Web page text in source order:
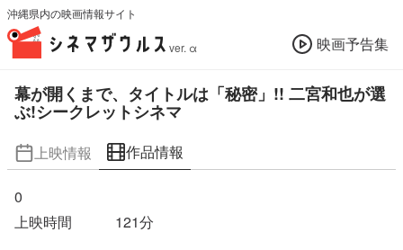
沖縄県内の映画情報サイト
ver. α 映画予告集
幕が開くまで、タイトルは「秘密」!! 二宮和也が選
ぶ!シークレットシネマ
上映情報 作品情報
0
上映時間
121分